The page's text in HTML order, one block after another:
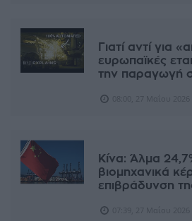
Γιατί αντί για
ευρωπαϊκές
την παραγωγή
Κίνα: Άλμα
βιομηχανικά
επιβράδυνση